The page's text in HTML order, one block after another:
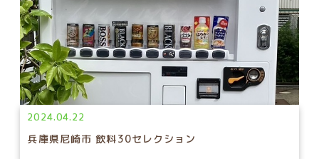
2024.04.22
兵庫県尼崎市 飲料30セレクション